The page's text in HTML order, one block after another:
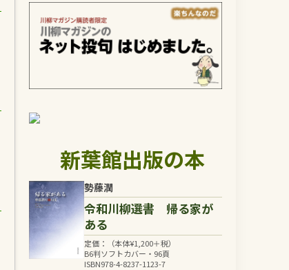
新葉館出版の本
勢藤潤
令和川柳選書 帰る家が
ある
定価：（本体¥1,200＋税）
B6判ソフトカバー・96頁
ISBN978-4-8237-1123-7